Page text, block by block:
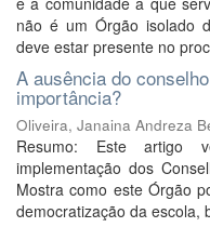
não é um Órgão isolado
deve estar presente no
A ausência do
importância?
Oliveira, Janaina Andreza
Resumo: Este artigo
implementação dos
Mostra como este Órgão
democratização da escola,